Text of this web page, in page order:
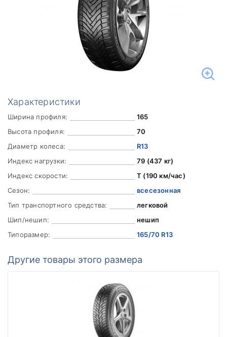
Характеристики
Ширина профиля:
165
Высота профиля:
70
Диаметр колеса:
R13
Индекс нагрузки:
79 (437 кг)
Индекс скорости:
T (190 км/час)
Сезон:
всесезонная
Тип транспортного средства:
легковой
Шип/нешип:
нешип
Типоразмер:
165/70 R13
Другие товары этого размера